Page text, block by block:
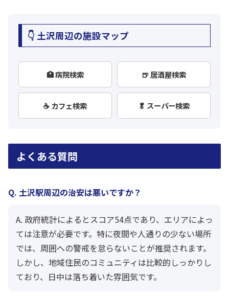
👇 土沢周辺の施設マップ
🏥 病院検索 🍺 居酒屋検索
☕ カフェ検索 🥬 スーパー検索
よくある質問
Q. 土沢駅周辺の治安は悪いですか？
A. 政府統計によるとスコア54点であり、エリアによっ
ては注意が必要です。特に夜間や人通りの少ない場所
では、周囲への警戒を怠らないことが推奨されます。
しかし、地域住民のコミュニティは比較的しっかりし
ており、日中は落ち着いた雰囲気です。